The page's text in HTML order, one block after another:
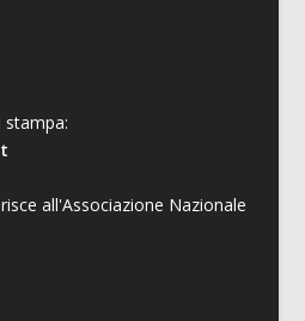
stampa:
all'Associazione Nazionale